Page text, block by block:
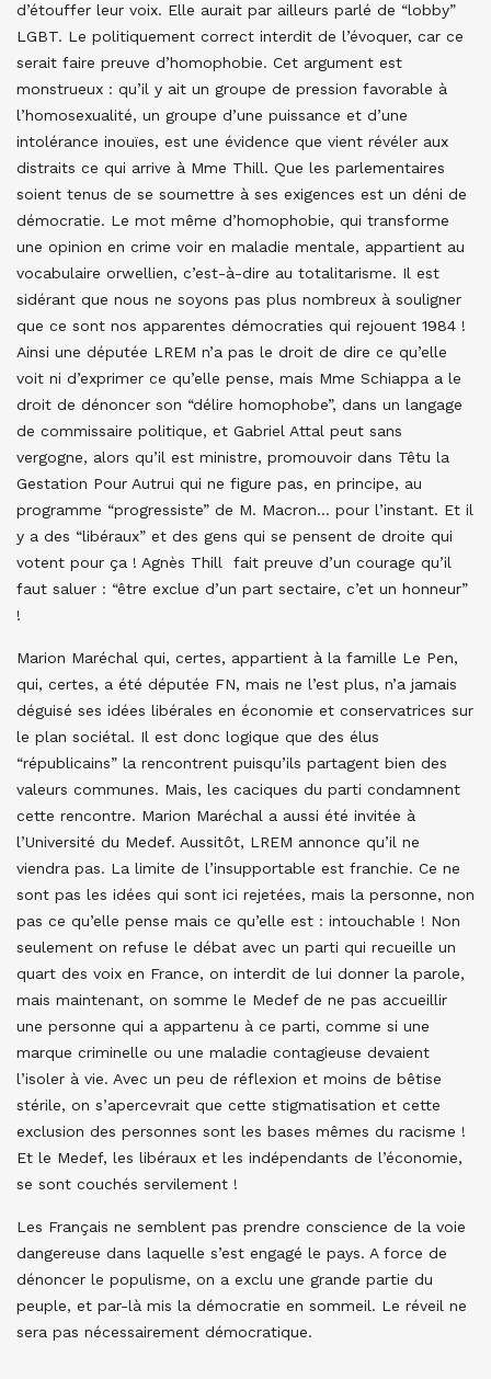
d’étouffer leur voix. Elle aurait par ailleurs parlé de “lobby”
LGBT. Le politiquement correct interdit de l’évoquer, car ce
serait faire preuve d’homophobie. Cet argument est
monstrueux : qu’il y ait un groupe de pression favorable à
l’homosexualité, un groupe d’une puissance et d’une
intolérance inouïes, est une évidence que vient révéler aux
distraits ce qui arrive à Mme Thill. Que les parlementaires
soient tenus de se soumettre à ses exigences est un déni de
démocratie. Le mot même d’homophobie, qui transforme
une opinion en crime voir en maladie mentale, appartient au
vocabulaire orwellien, c’est-à-dire au totalitarisme. Il est
sidérant que nous ne soyons pas plus nombreux à souligner
que ce sont nos apparentes démocraties qui rejouent 1984 !
Ainsi une députée LREM n’a pas le droit de dire ce qu’elle
voit ni d’exprimer ce qu’elle pense, mais Mme Schiappa a le
droit de dénoncer son “délire homophobe”, dans un langage
de commissaire politique, et Gabriel Attal peut sans
vergogne, alors qu’il est ministre, promouvoir dans Têtu la
Gestation Pour Autrui qui ne figure pas, en principe, au
programme “progressiste” de M. Macron… pour l’instant. Et il
y a des “libéraux” et des gens qui se pensent de droite qui
votent pour ça ! Agnès Thill fait preuve d’un courage qu’il
faut saluer : “être exclue d’un part sectaire, c’et un honneur”
!
Marion Maréchal qui, certes, appartient à la famille Le Pen,
qui, certes, a été députée FN, mais ne l’est plus, n’a jamais
déguisé ses idées libérales en économie et conservatrices sur
le plan sociétal. Il est donc logique que des élus
“républicains” la rencontrent puisqu’ils partagent bien des
valeurs communes. Mais, les caciques du parti condamnent
cette rencontre. Marion Maréchal a aussi été invitée à
l’Université du Medef. Aussitôt, LREM annonce qu’il ne
viendra pas. La limite de l’insupportable est franchie. Ce ne
sont pas les idées qui sont ici rejetées, mais la personne, non
pas ce qu’elle pense mais ce qu’elle est : intouchable ! Non
seulement on refuse le débat avec un parti qui recueille un
quart des voix en France, on interdit de lui donner la parole,
mais maintenant, on somme le Medef de ne pas accueillir
une personne qui a appartenu à ce parti, comme si une
marque criminelle ou une maladie contagieuse devaient
l’isoler à vie. Avec un peu de réflexion et moins de bêtise
stérile, on s’apercevrait que cette stigmatisation et cette
exclusion des personnes sont les bases mêmes du racisme !
Et le Medef, les libéraux et les indépendants de l’économie,
se sont couchés servilement !
Les Français ne semblent pas prendre conscience de la voie
dangereuse dans laquelle s’est engagé le pays. A force de
dénoncer le populisme, on a exclu une grande partie du
peuple, et par-là mis la démocratie en sommeil. Le réveil ne
sera pas nécessairement démocratique.